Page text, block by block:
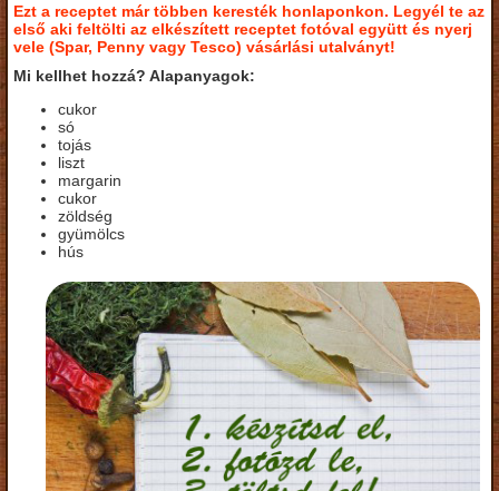
Ezt a receptet már többen keresték honlaponkon. Legyél te az
első aki feltölti az elkészített receptet fotóval együtt és nyerj
vele (Spar, Penny vagy Tesco) vásárlási utalványt!
Mi kellhet hozzá? Alapanyagok:
cukor
só
tojás
liszt
margarin
cukor
zöldség
gyümölcs
hús